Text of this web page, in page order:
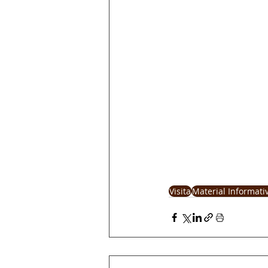
VisitaMaterial